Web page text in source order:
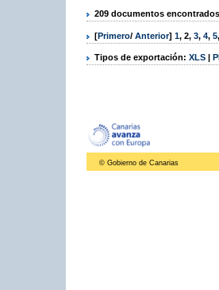
209 documentos
[Primero/ Anterior] 1, 2, 3, 4, 5,
Tipos de exportación: XLS |
© Gobierno de Canarias